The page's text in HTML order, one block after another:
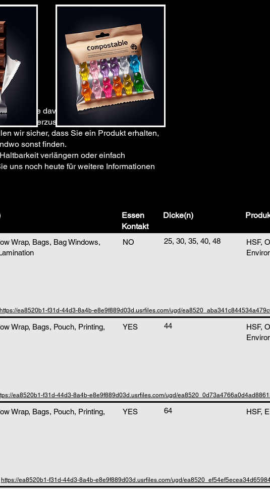
Viele davon sind ab Lager lieferbar.
um sicherzustellen, dass wir von Monat zu
wir sicher, dass Sie ein Produkt erhalten,
sonst finden.
verlängern oder einfach
uns noch heute für weitere Informationen
Essen
Kontakt
Dicke(n)
Wrap, Bags, Bag Windows,
NO 25, 30, 35, 40, 48
HSF,
https://ea8520b1-f31d-44d3-8a4b-e8e9f889d03d.usrfiles.com/ugd/
Wrap, Bags, Pouch, Printing,
YES 44
HSF,
ea8520b1-f31d-44d3-8a4b-e8e9f889d03d.usrfiles.com/ugd/
Wrap, Bags, Pouch, Printing,
YES 64 HSF,
https://ea8520b1-f31d-44d3-8a4b-e8e9f889d03d.usrfiles.com/ugd/